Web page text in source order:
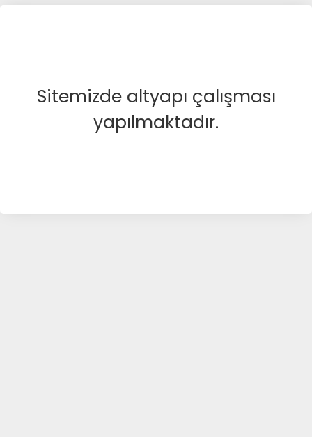
Sitemizde altyapı çalışması
yapılmaktadır.